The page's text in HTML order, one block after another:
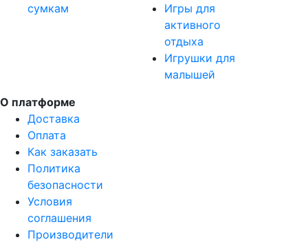
сумкам
Игры для
активного
отдыха
Игрушки для
малышей
О платформе
Доставка
Оплата
Как заказать
Политика
безопасности
Условия
соглашения
Производители